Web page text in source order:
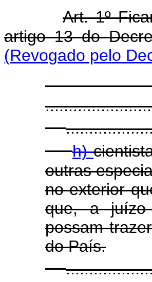
Art. 1º
artigo 13 do
(Revogado pelo
h)
outras
no exterior
que, a juízo
possam
do País.